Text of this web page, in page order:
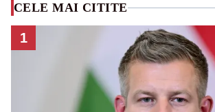
CELE MAI CITITE
1